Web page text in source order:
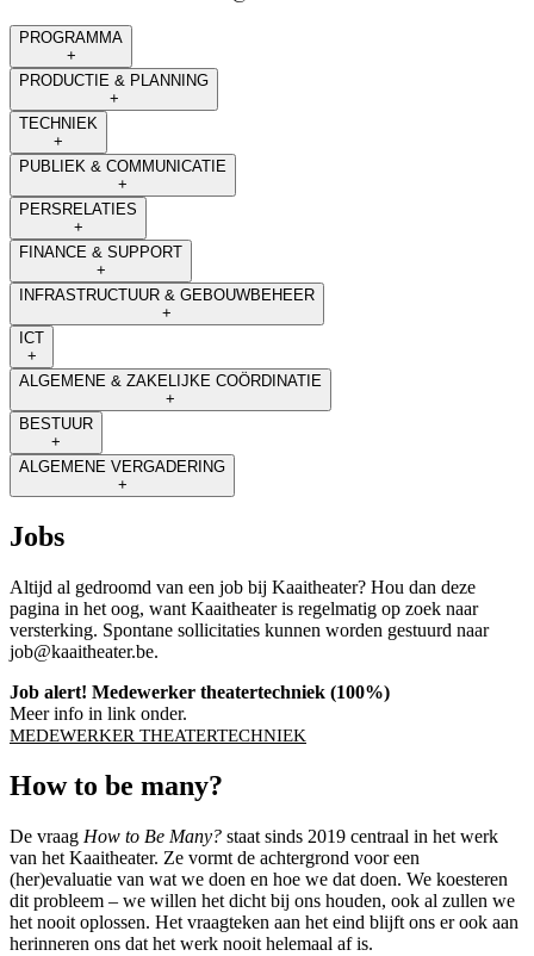
PROGRAMMA
+
PRODUCTIE & PLANNING
+
TECHNIEK
+
PUBLIEK & COMMUNICATIE
+
PERSRELATIES
+
FINANCE & SUPPORT
+
INFRASTRUCTUUR & GEBOUWBEHEER
+
ICT
+
ALGEMENE & ZAKELIJKE COÖRDINATIE
+
BESTUUR
+
ALGEMENE VERGADERING
+
Jobs
Altijd al gedroomd van een job bij Kaaitheater? Hou dan deze
pagina in het oog, want Kaaitheater is regelmatig op zoek naar
versterking. Spontane sollicitaties kunnen worden gestuurd naar
job@kaaitheater.be.
Job alert! Medewerker theatertechniek (100%)
Meer info in link onder.
MEDEWERKER THEATERTECHNIEK
How to be many?
De vraag How to Be Many? staat sinds 2019 centraal in het werk
van het Kaaitheater. Ze vormt de achtergrond voor een
(her)evaluatie van wat we doen en hoe we dat doen. We koesteren
dit probleem – we willen het dicht bij ons houden, ook al zullen we
het nooit oplossen. Het vraagteken aan het eind blijft ons er ook aan
herinneren ons dat het werk nooit helemaal af is.